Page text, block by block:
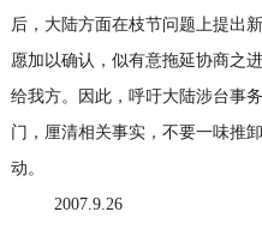
后，大陆方面在枝节问题上提出
愿加以确认，似有意拖延协商之
给我方。因此，呼吁大陆涉台事
门，厘清相关事实，不要一味推
动。
2007.9.26